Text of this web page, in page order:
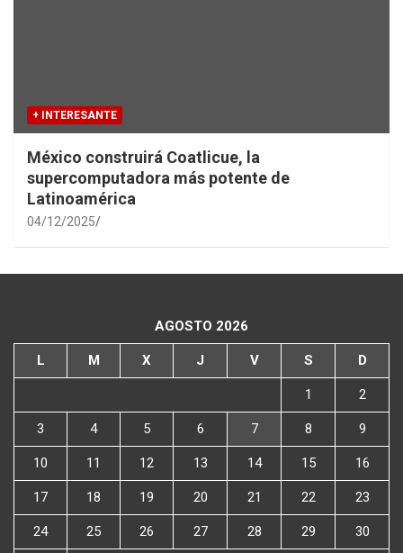
+ INTERESANTE
México construirá Coatlicue, la
supercomputadora más potente de
Latinoamérica
04/12/2025
AGOSTO 2026
L M X J V S D
1 2
3 4 5 6 7 8 9
10 11 12 13 14 15 16
17 18 19 20 21 22 23
24 25 26 27 28 29 30